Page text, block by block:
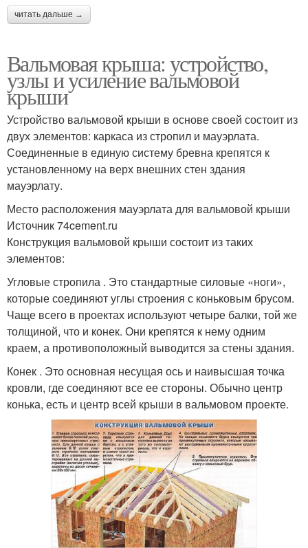
читать дальше →
Вальмовая крыша: устройство,
узлы и усиление вальмовой
крыши
Устройство вальмовой крыши в основе своей состоит из
двух элементов: каркаса из стропил и мауэрлата.
Соединенные в единую систему бревна крепятся к
установленному на верх внешних стен здания
мауэрлату.
Место расположения мауэрлата для вальмовой крыши
Источник 74cement.ru
Конструкция вальмовой крыши состоит из таких
элементов:
Угловые стропила . Это стандартные силовые «ноги»,
которые соединяют углы строения с коньковым брусом.
Чаще всего в проектах используют четыре балки, той же
толщиной, что и конек. Они крепятся к нему одним
краем, а противоположный выводится за стены здания.
Конек . Это основная несущая ось и наивысшая точка
кровли, где соединяют все ее стороны. Обычно центр
конька, есть и центр всей крыши в вальмовом проекте.